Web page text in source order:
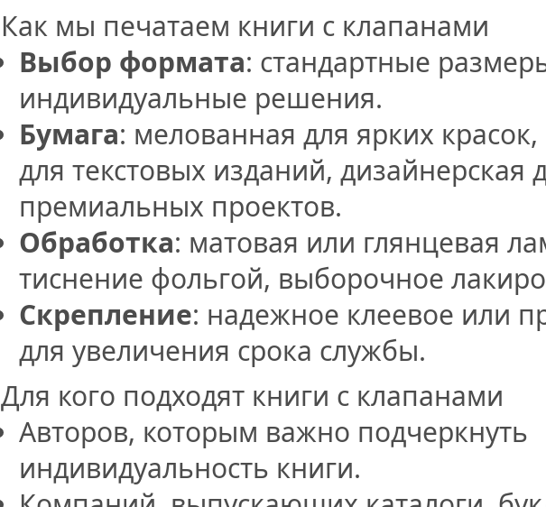
Как мы печатаем книги с клапанами
Выбор формата: стандартные
индивидуальные решения.
Бумага: мелованная для ярких
для текстовых изданий, дизайнерская
премиальных проектов.
Обработка: матовая или глянцевая
тиснение фольгой, выборочное
Скрепление: надежное клеевое или
для увеличения срока службы.
Для кого подходят книги с клапанами
Авторов, которым важно подчеркнуть
индивидуальность книги.